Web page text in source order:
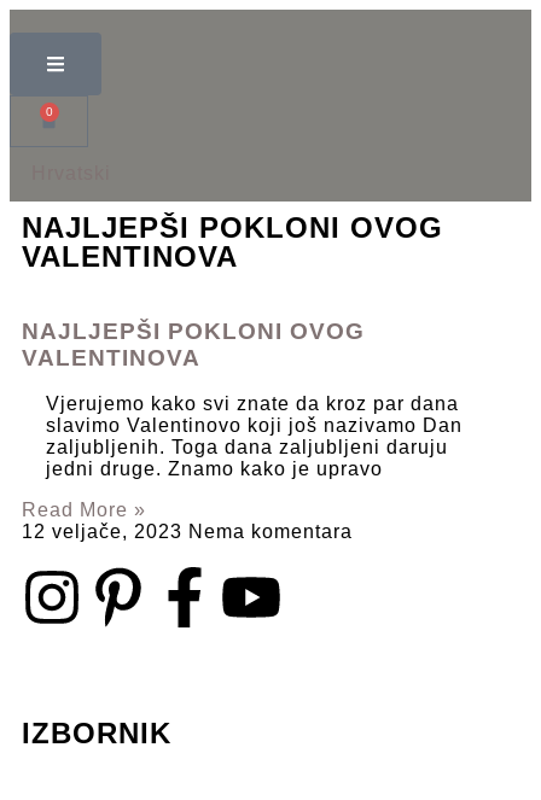
0
NAJLJEPŠI POKLONI OVOG
VALENTINOVA
NAJLJEPŠI POKLONI OVOG
VALENTINOVA
Vjerujemo kako svi znate da kroz par dana
slavimo Valentinovo koji još nazivamo Dan
zaljubljenih. Toga dana zaljubljeni daruju
jedni druge. Znamo kako je upravo
Read More »
12 veljače, 2023 Nema komentara
IZBORNIK